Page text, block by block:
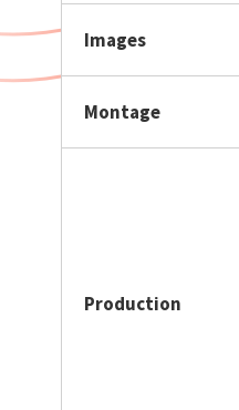
Images
Montage
Production